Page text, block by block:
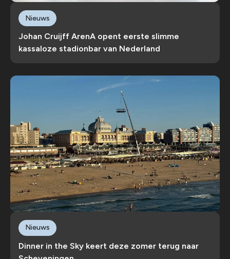
Johan Cruijff ArenA opent eerste slimme
kassaloze stadionbar van Nederland
Nieuws
Dinner in the Sky keert deze zomer terug naar
Nieuws